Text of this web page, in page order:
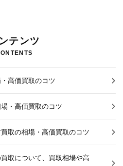
テンツ
高価買取のコツ
・高価買取のコツ
取の相場・高価買取のコツ
取について、買取相場や高